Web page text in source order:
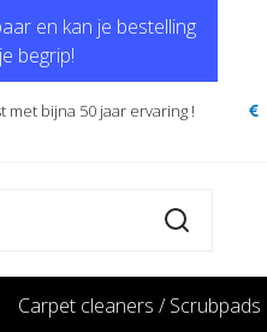
en kan je bestelling
begrip!
met bijna 50 jaar ervaring !
Carpet cleaners / Scrubpads